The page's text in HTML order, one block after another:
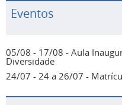
Eventos
05/08 - 17/08 - Aula
Diversidade
24/07 - 24 a 26/07 -